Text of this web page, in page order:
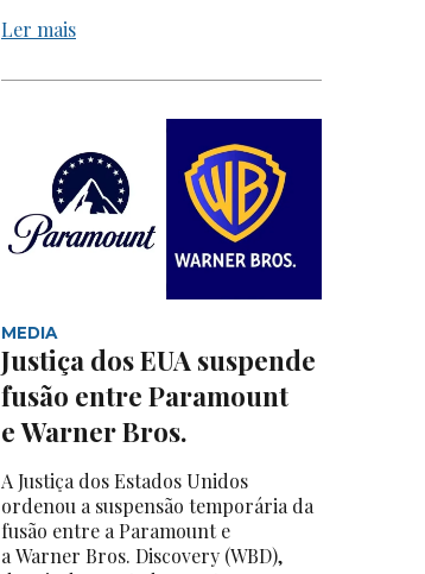
Ler mais
MEDIA
Justiça dos EUA suspende
fusão entre Paramount
e Warner Bros.
A Justiça dos Estados Unidos
ordenou a suspensão temporária da
fusão entre a Paramount e
a Warner Bros. Discovery (WBD),